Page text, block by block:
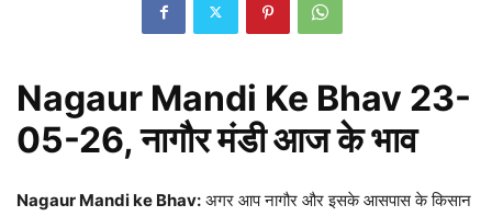
Nagaur Mandi Ke Bhav 23-
05-26,नागौर मंडी आज के भाव
Nagaur Mandi ke Bhav: अगर आप नागौर और इसके आसपास के किसान